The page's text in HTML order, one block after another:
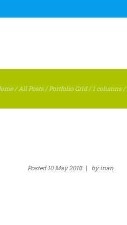
/All Posts/Portfolio Grid/ 1 columns/
Posted 10 May 2018 | byinan